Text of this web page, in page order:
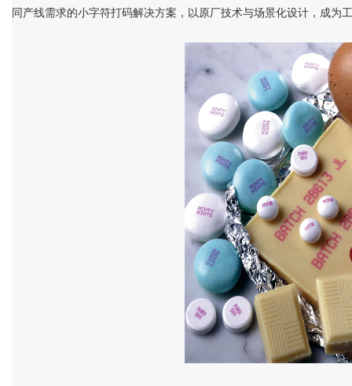
同产线需求的小字符打码解决方案，以原厂技术与场景化设计，成为